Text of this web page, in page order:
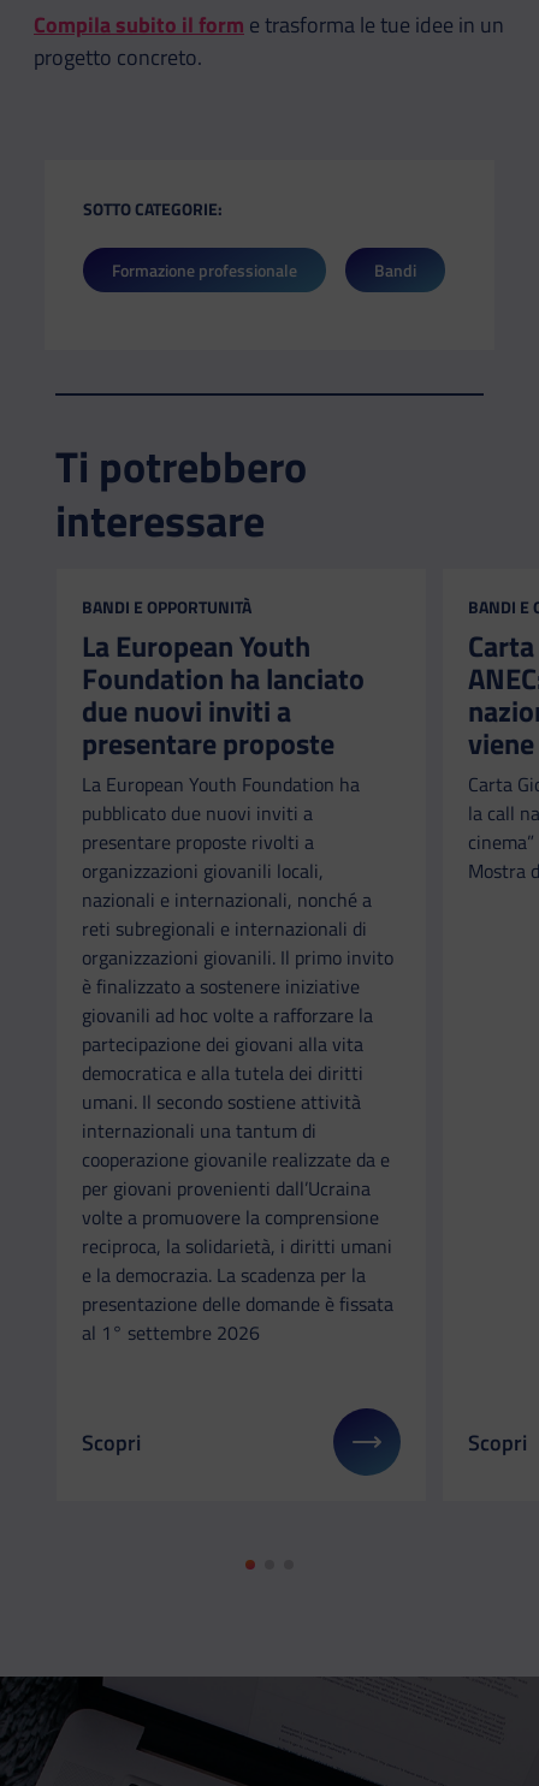
Compila subito il form e trasforma le tue idee in un
progetto concreto.
SOTTO CATEGORIE:
Formazione professionale Bandi
Ti potrebbero
interessare
CATEGORIA:
BANDI E OPPORTUNITÀ
La European Youth
Foundation ha lanciato
due nuovi inviti a
presentare proposte
La European Youth Foundation ha
pubblicato due nuovi inviti a
presentare proposte rivolti a
organizzazioni giovanili locali,
nazionali e internazionali, nonché a
reti subregionali e internazionali di
organizzazioni giovanili. Il primo invito
è finalizzato a sostenere iniziative
giovanili ad hoc volte a rafforzare la
partecipazione dei giovani alla vita
democratica e alla tutela dei diritti
umani. Il secondo sostiene attività
internazionali una tantum di
cooperazione giovanile realizzate da e
per giovani provenienti dall’Ucraina
volte a promuovere la comprensione
reciproca, la solidarietà, i diritti umani
e la democrazia. La scadenza per la
presentazione delle domande è fissata
al 1° settembre 2026
Il link ti porterà ad avere maggiori dettagli su:
Scopri
BANDI E
Carta
la call
Mostra
Il link ti
Scopri